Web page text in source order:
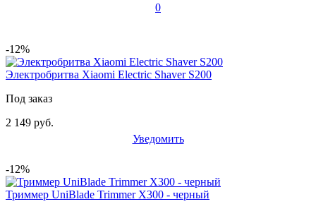
0
-12%
Электробритва Xiaomi Electric Shaver S200
Под заказ
2 149 руб.
Уведомить
-12%
Триммер UniBlade Trimmer X300 - черный